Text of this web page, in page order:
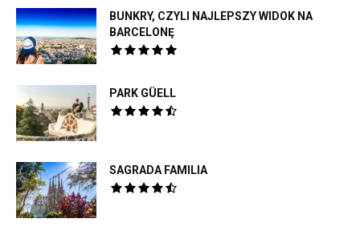
BUNKRY, CZYLI NAJLEPSZY WIDOK NA
BARCELONĘ
PARK GÜELL
SAGRADA FAMILIA